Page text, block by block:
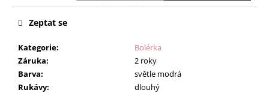
Kategorie:
Bolérka
Záruka:
2 roky
Barva:
světle modrá
Rukávy:
dlouhý
Zeptat se